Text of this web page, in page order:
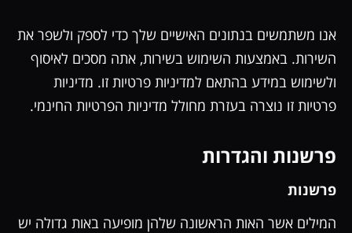
אנו משתמשים בנתונים האישיים שלך כדי לספק ולשפר את
השירות. באמצעות השימוש בשירות, אתה מסכים לאיסוף
ולשימוש במידע בהתאם למדיניות פרטיות זו. מדיניות
פרטיות זו נוצרה בעזרת מחולל מדיניות הפרטיות החינמי.
פרשנות והגדרות
פרשנות
המילים אשר האות הראשונה שלהן מופיעה באות גדולה יש